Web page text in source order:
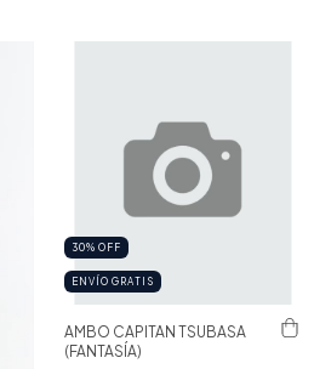
30% OFF
ENVÍO GRATIS
AMBO CAPITAN TSUBASA
(FANTASÍA)